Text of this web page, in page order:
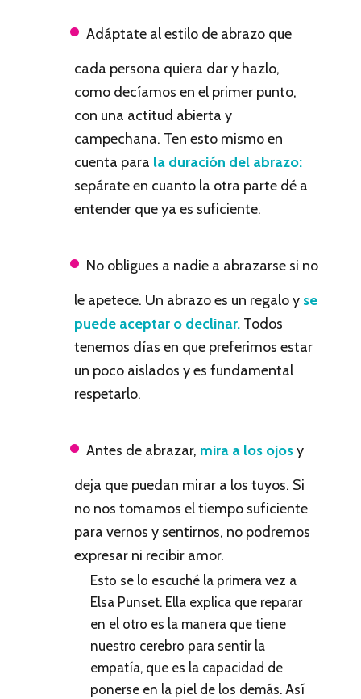
Adáptate al estilo de abrazo que
cada persona quiera dar y hazlo,
como decíamos en el primer punto,
con una actitud abierta y
campechana. Ten esto mismo en
cuenta para la duración del abrazo:
sepárate en cuanto la otra parte dé a
entender que ya es suficiente.
No obligues a nadie a abrazarse si no
le apetece. Un abrazo es un regalo y se
puede aceptar o declinar. Todos
tenemos días en que preferimos estar
un poco aislados y es fundamental
respetarlo.
Antes de abrazar, mira a los ojosy
deja que puedan mirar a los tuyos. Si
no nos tomamos el tiempo suficiente
para vernos y sentirnos, no podremos
expresar ni recibir amor.
Esto se lo escuché la primera vez a
Elsa Punset. Ella explica que reparar
en el otro es la manera que tiene
nuestro cerebro para sentir la
empatía, que es la capacidad de
ponerse en la piel de los demás. Así